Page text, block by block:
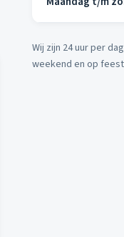
Wij zijn 24 uur per
weekend en op